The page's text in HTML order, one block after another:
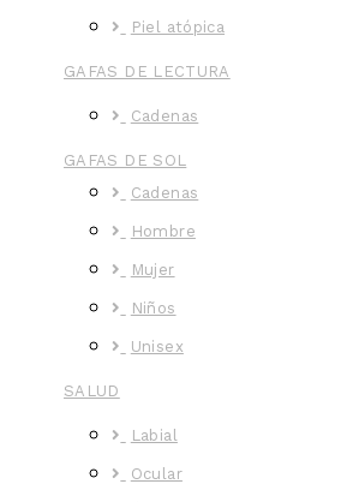
Piel atópica
GAFAS DE LECTURA
Cadenas
GAFAS DE SOL
Cadenas
Hombre
Mujer
Niños
Unisex
SALUD
Labial
Ocular